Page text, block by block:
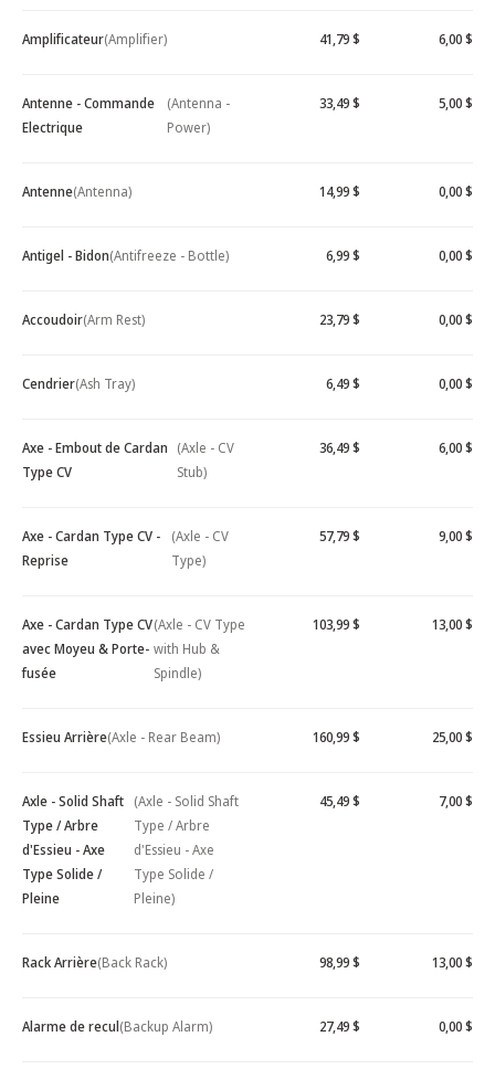
Amplificateur(Amplifier) 41,79 $ 6,00 $
Antenne - Commande
Electrique
(Antenna -
Power)
33,49 $ 5,00 $
Antenne(Antenna) 14,99 $ 0,00 $
Antigel - Bidon(Antifreeze - Bottle) 6,99 $ 0,00 $
Accoudoir(Arm Rest) 23,79 $ 0,00 $
Cendrier(Ash Tray) 6,49 $ 0,00 $
Axe - Embout de Cardan
Type CV
(Axle - CV
Stub)
36,49 $ 6,00 $
Axe - Cardan Type CV -
Reprise
(Axle - CV
Type)
57,79 $ 9,00 $
Axe - Cardan Type CV
avec Moyeu & Porte-
fusée
(Axle - CV Type
with Hub &
Spindle)
103,99 $ 13,00 $
Essieu Arrière(Axle - Rear Beam) 160,99 $ 25,00 $
Axle - Solid Shaft
Type / Arbre
d'Essieu - Axe
Type Solide /
Pleine
(Axle - Solid Shaft
Type / Arbre
d'Essieu - Axe
Type Solide /
Pleine)
45,49 $ 7,00 $
Rack Arrière(Back Rack) 98,99 $ 13,00 $
Alarme de recul(Backup Alarm) 27,49 $ 0,00 $